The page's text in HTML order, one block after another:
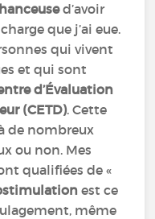
d’avoir
que j’ai eue.
qui vivent
et qui sont
d’Évaluation
(CETD). Cette
de nombreux
ou non. Mes
qualifiées de «
est ce
même